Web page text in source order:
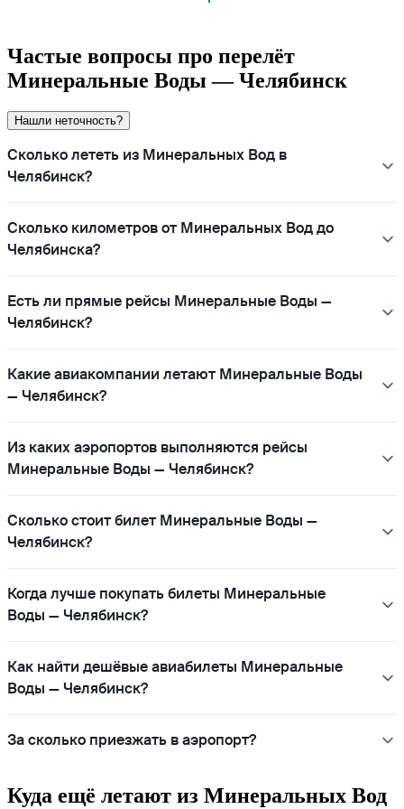
Частые вопросы про перелёт
Минеральные Воды — Челябинск
Нашли неточность?
Сколько лететь из Минеральных Вод в
Челябинск?
Сколько километров от Минеральных Вод до
Челябинска?
Есть ли прямые рейсы Минеральные Воды —
Челябинск?
Какие авиакомпании летают Минеральные Воды
— Челябинск?
Из каких аэропортов выполняются рейсы
Минеральные Воды — Челябинск?
Сколько стоит билет Минеральные Воды —
Челябинск?
Когда лучше покупать билеты Минеральные
Воды — Челябинск?
Как найти дешёвые авиабилеты Минеральные
Воды — Челябинск?
За сколько приезжать в аэропорт?
Куда ещё летают из Минеральных Вод